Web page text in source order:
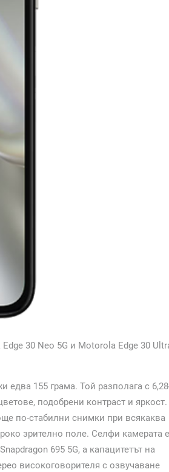
30 Neo 5G и Motorola Edge 30
едва 155 грама. Той разполага с
подобрени контраст и яркост.
по-стабилни снимки при всякаква
зрително поле. Селфи камерата е
695 5G, а капацитетът на
високоговорителя с озвучаване